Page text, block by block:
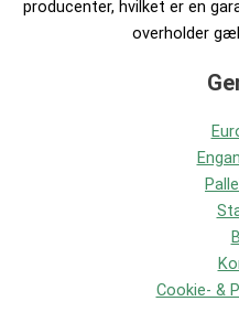
producenter, hvilket er en
overholder
Cookie- &